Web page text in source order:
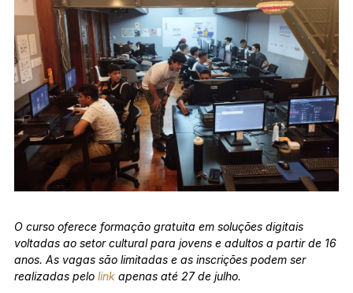
O curso oferece formação gratuita em soluções digitais
voltadas ao setor cultural para jovens e adultos a partir de 16
anos. As vagas são limitadas e as inscrições podem ser
realizadas pelo link apenas até 27 de julho.